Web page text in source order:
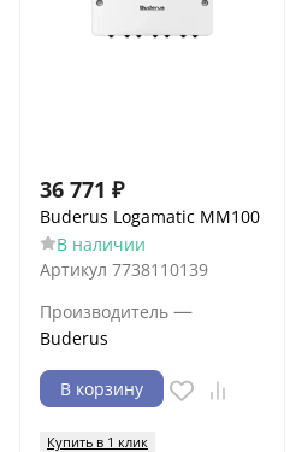
36 771 ₽
Buderus Logamatic MM100
В наличии
Артикул 7738110139
Производитель —
Buderus
В корзину
Купить в 1 клик